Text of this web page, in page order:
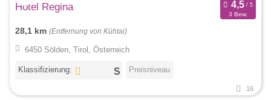
Hotel Regina
3 Bew.
28,1 km (Entfernung von Kühtai)
6450 Sölden, Tirol, Österreich
Klassifizierung: Preisniveau
16